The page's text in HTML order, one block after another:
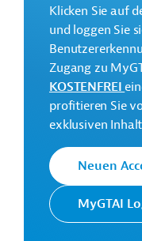
Weitere
finden Sie auf der
Originaldokument,
GTAI informiert
Regularien und
Gesamtkosten:
0,76 Millionen US-
Geberbeitrag:
0,64 Millionen US-
Klicken Sie auf
und loggen Sie
Zugang zu
KOSTENFREI
profitieren Sie
exklusiven
Neuen
MyGTAI